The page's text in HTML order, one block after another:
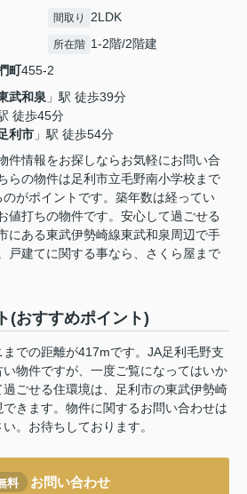
間取り 2LDK
所在階 1-2階/2階建
町455-2
武和泉 」駅 徒歩39分
徒歩45分
利市 」駅 徒歩54分
件情報をお探しならお気軽にお問い合
らの物件は足利市立毛野南小学校まで
がポイントです。築年数は経ってい
値打ちの物件です。安心して過ごせる
にある東武伊勢崎線東武和泉周辺で手
戸建てに関する事なら、さくら屋まで
(おすすめポイント)
での距離が417mです。JA足利毛野支
物件ですが、一度ご覧になってはいか
ごせる住環境は、足利市の東武伊勢崎
きます。物件に関するお問い合わせは
。お待ちしております。
料 お問い合わせ